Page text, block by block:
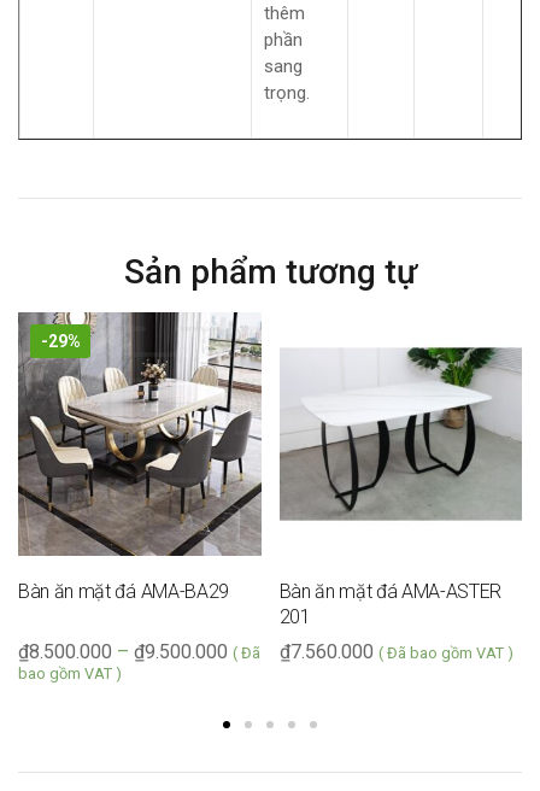
thêm
phần
sang
trọng.
Sản phẩm tương tự
-29%
Bàn ăn mặt đá AMA-BA29
8.500.000
₫ – 9.500.000
₫
( Đã
bao gồm VAT )
Bàn ăn mặt đá AMA-ASTER
201
7.560.000
₫ ( Đã bao gồm VAT )